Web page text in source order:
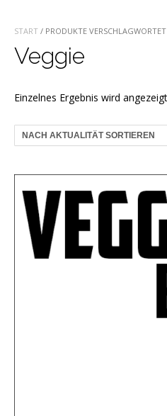
START / PRODUKTE
Veggie
Einzelnes Ergebnis wird angezeigt